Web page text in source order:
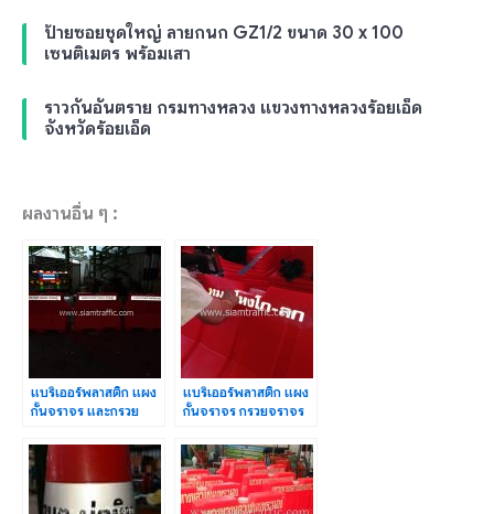
ป้ายซอยชุดใหญ่ ลายกนก GZ1/2 ขนาด 30 x 100
เซนติเมตร พร้อมเสา
ราวกันอันตราย กรมทางหลวง แขวงทางหลวงร้อยเอ็ด
จังหวัดร้อยเอ็ด
ผลงานอื่น ๆ :
แบริเออร์พลาสติก แผง
กั้นจราจร และกรวย
มะขามคู่
แบริเออร์พลาสติก แผง
กั้นจราจร กรวยจราจร